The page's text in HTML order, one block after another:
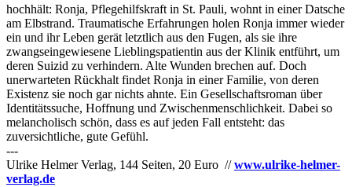
hochhält: Ronja, Pflegehilfskraft in St. Pauli, wohnt in einer Datsche
am Elbstrand. Traumatische Erfahrungen holen Ronja immer wieder
ein und ihr Leben gerät letztlich aus den Fugen, als sie ihre
zwangseingewiesene Lieblingspatientin aus der Klinik entführt, um
deren Suizid zu verhindern. Alte Wunden brechen auf. Doch
unerwarteten Rückhalt findet Ronja in einer Familie, von deren
Existenz sie noch gar nichts ahnte. Ein Gesellschaftsroman über
Identitätssuche, Hoffnung und Zwischenmenschlichkeit. Dabei so
melancholisch schön, dass es auf jeden Fall entsteht: das
zuversichtliche, gute Gefühl.
---
Ulrike Helmer Verlag, 144 Seiten, 20 Euro //www.ulrike-helmer-
verlag.de